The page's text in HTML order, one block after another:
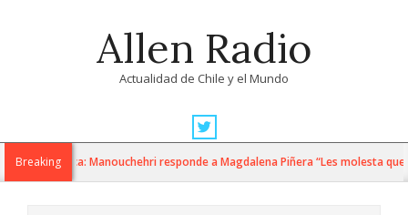
Allen Radio
Actualidad de Chile y el Mundo
Navigation
MenuBreaking
Política: Manouchehri responde a Magdalena Piñera “Les molesta que